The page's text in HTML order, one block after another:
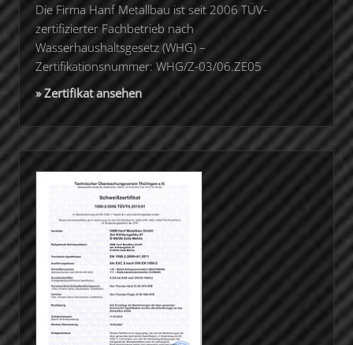
Die Firma Hanf Metallbau ist seit 2006 TÜV-
zertifizierter Fachbetrieb nach
Wasserhaushaltsgesetz (WHG) –
Zertifikationsnummer: WHG/Z-03/06.ZE05
» Zertifikat ansehen